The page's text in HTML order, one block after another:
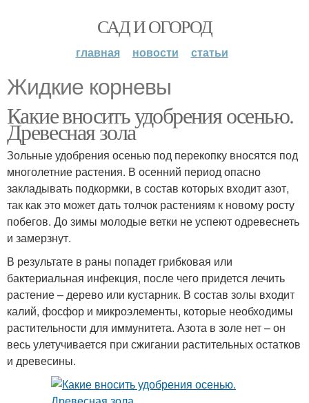
САД И ОГОРОД
главная новости статьи
Жидкие корневы
Какие вносить удобрения осенью.
Древесная зола
Зольные удобрения осенью под перекопку вносятся под
многолетние растения. В осенний период опасно
закладывать подкормки, в состав которых входит азот,
так как это может дать толчок растениям к новому росту
побегов. До зимы молодые ветки не успеют одревеснеть
и замерзнут.
В результате в раны попадет грибковая или
бактериальная инфекция, после чего придется лечить
растение – дерево или кустарник. В состав золы входит
калий, фосфор и микроэлементы, которые необходимы
растительности для иммунитета. Азота в золе нет – он
весь улетучивается при сжигании растительных остатков
и древесины.